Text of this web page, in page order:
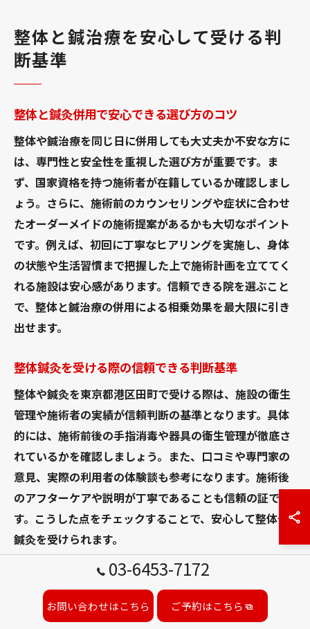
整体と鍼治療を安心して受ける判
断基準
整体と鍼灸併用で安心できる選び方のコツ
整体や鍼治療を同じ日に併用しても大丈夫か不安な方に
は、専門性と安全性を重視した選び方が重要です。ま
ず、国家資格を持つ施術者が在籍しているか確認しまし
ょう。さらに、施術前のカウンセリングや症状に合わせ
たオーダーメイドの施術提案があるかも大切なポイント
です。例えば、初回に丁寧なヒアリングを実施し、身体
の状態や生活習慣まで把握した上で施術計画を立ててく
れる施設は安心感があります。信頼できる院を選ぶこと
で、整体と鍼治療の併用による相乗効果を最大限に引き
出せます。
整体鍼灸を受ける際の信頼できる判断基準
整体や鍼灸を東京都港区田町で受ける際は、施設の衛生
管理や施術者の実績が信頼判断の基準となります。具体
的には、施術前後の手指消毒や器具の衛生管理が徹底さ
れているかを確認しましょう。また、口コミや専門家の
意見、実際の利用者の体験談も参考になります。施術後
のアフターケアや説明が丁寧であることも信頼の証で
す。こうした点をチェックすることで、安心して整体や
鍼灸を受けられます。
整体と鍼治療の安全性を見極めるポイント
整体と鍼治療を同日に併用する際は、身体への負担を考
03-6453-7172
お問い合わせはこちら ご予約はこちら